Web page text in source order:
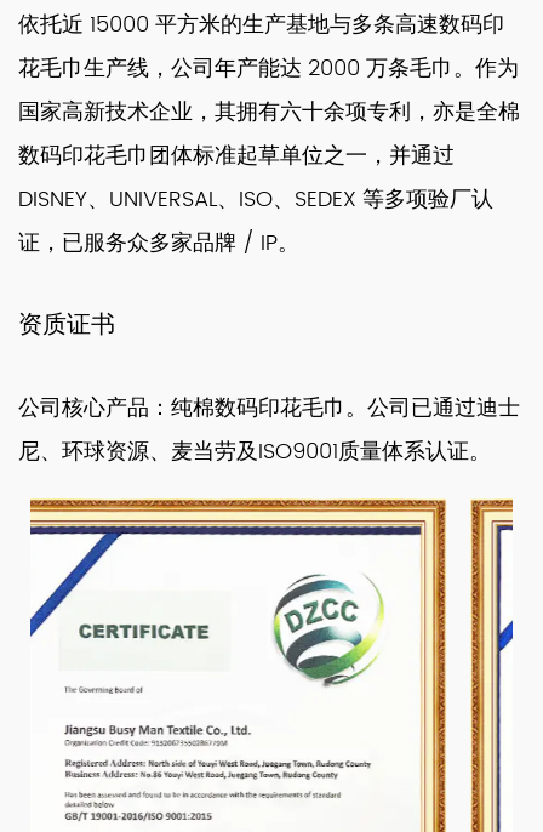
依托近 15000 平方米的生产基地与多条高速数码印
花毛巾生产线，公司年产能达 2000 万条毛巾。作为
国家高新技术企业，其拥有六十余项专利，亦是全棉
数码印花毛巾团体标准起草单位之一，并通过
DISNEY、UNIVERSAL、ISO、SEDEX 等多项验厂认
证，已服务众多家品牌 / IP。
资质证书
公司核心产品：纯棉数码印花毛巾。公司已通过迪士
尼、环球资源、麦当劳及ISO9001质量体系认证。